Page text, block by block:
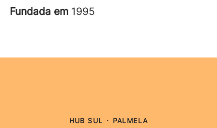
Fundada em 1995
HUB SUL · PALMELA